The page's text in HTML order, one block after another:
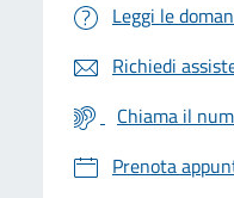
Leggi le
Richiedi
Chiama il
Prenota